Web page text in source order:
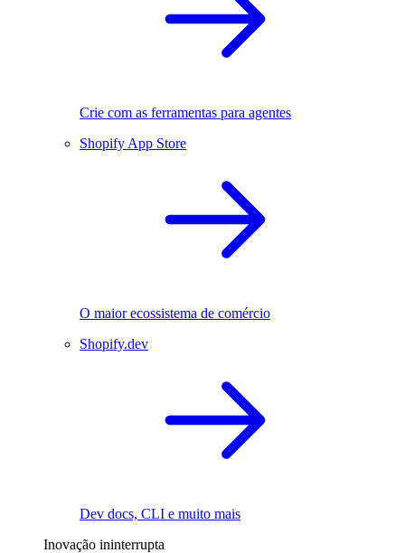
Crie com as ferramentas para agentes
Shopify App Store
O maior ecossistema de comércio
Shopify.dev
Dev docs, CLI e muito mais
Inovação ininterrupta